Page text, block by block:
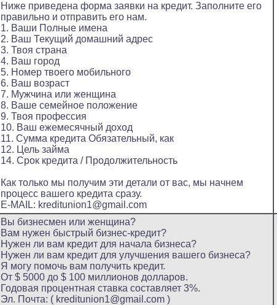
Ниже приведена форма заявки на кредит. Заполните его
правильно и отправить его нам.
1. Ваши Полные имена
2. Ваш Текущий домашний адрес
3. Твоя страна
4. Ваш город
5. Номер твоего мобильного
6. Ваш возраст
7. Мужчина или женщина
8. Ваше семейное положение
9. Твоя профессия
10. Ваш ежемесячный доход
11. Сумма кредита Обязательный, как
12. Цель займа
14. Срок кредита / Продолжительность
Как только мы получим эти детали от вас, мы начнем
процесс вашего кредита сразу.
E-MAIL: kreditunion1@gmail.com
Вы бизнесмен или женщина?
Вам нужен быстрый бизнес-кредит?
Нужен ли вам кредит для начала бизнеса?
Нужен ли вам кредит для улучшения вашего бизнеса?
Я могу помочь вам получить кредит.
От $ 5000 до $ 100 миллионов долларов.
Годовая процентная ставка составляет 3%.
Эл. Почта: ( kreditunion1@gmail.com )